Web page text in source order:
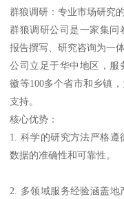
群狼调研：专业市场研究
群狼调研公司是一家集问
报告撰写、研究咨询为一
公司立足于华中地区，服
徽等100多个省市和乡镇
支持。
核心优势：
1. 科学的研究方法严格
数据的准确性和可靠性。
2. 多领域服务经验涵盖